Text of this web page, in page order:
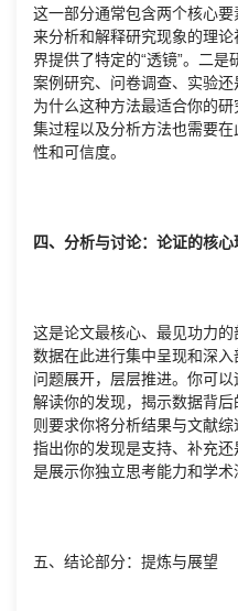
这一部分通常包含两个核心
来分析和解释研究现象的理
界提供了特定的“透镜”。二
案例研究、问卷调查、实验
为什么这种方法最适合你的
集过程以及分析方法也需要
性和可信度。
四、分析与讨论：论证的核心
这是论文最核心、最见功力
数据在此进行集中呈现和深
问题展开，层层推进。你可
解读你的发现，揭示数据背
则要求你将分析结果与文献综
指出你的发现是支持、补充
是展示你独立思考能力和学术
五、结论部分：提炼与展望